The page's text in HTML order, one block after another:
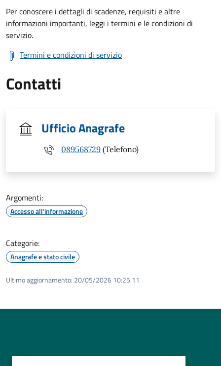
Per conoscere i dettagli di scadenze, requisiti e altre
informazioni importanti, leggi i termini e le condizioni di
servizio.
Termini e condizioni di servizio
Contatti
Ufficio Anagrafe
089568729 (Telefono)
Argomenti:
Accesso all'informazione
Categorie:
Anagrafe e stato civile
Ultimo aggiornamento: 20/05/2026 10:25.11